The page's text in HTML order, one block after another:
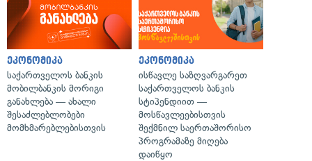
ეკონომიკა
საქართველოს ბანკის
მობილბანკის მორიგი
განახლება — ახალი
შესაძლებლობები
მომხმარებლებისთვის
ეკონომიკა
ისწავლე საზღვარგარეთ
საქართველოს ბანკის
სტიპენდიით —
მოსწავლეებისთვის
შექმნილ საერთაშორისო
პროგრამაზე მიღება
დაიწყო